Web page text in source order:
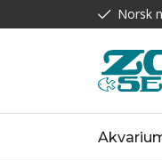
Norsk